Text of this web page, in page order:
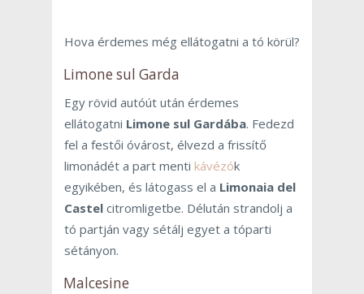
Hova érdemes még ellátogatni a tó körül?
Limone sul Garda
Egy rövid autóút után érdemes
ellátogatni Limone sul Gardába. Fedezd
fel a festői óvárost, élvezd a frissítő
limonádét a part menti kávézók
egyikében, és látogass el a Limonaia del
Castel citromligetbe. Délután strandolj a
tó partján vagy sétálj egyet a tóparti
sétányon.
Malcesine